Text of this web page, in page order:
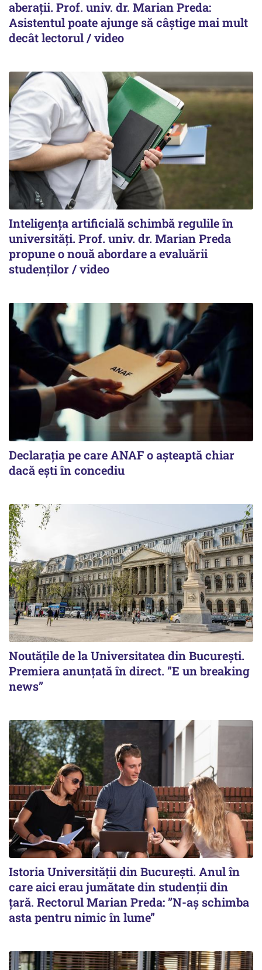
aberații. Prof. univ. dr. Marian Preda:
Asistentul poate ajunge să câștige mai mult
decât lectorul / video
Inteligența artificială schimbă regulile în
universități. Prof. univ. dr. Marian Preda
propune o nouă abordare a evaluării
studenților / video
Declarația pe care ANAF o așteaptă chiar
dacă ești în concediu
Noutățile de la Universitatea din București.
Premiera anunțată în direct. ”E un breaking
news”
Istoria Universității din București. Anul în
care aici erau jumătate din studenții din
țară. Rectorul Marian Preda: ”N-aș schimba
asta pentru nimic în lume”